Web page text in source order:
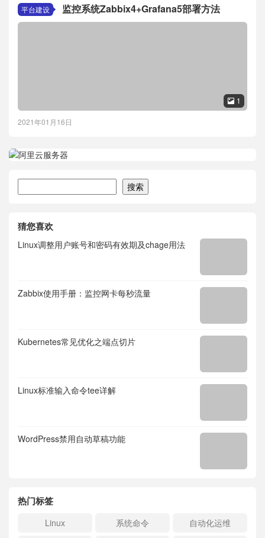
平台建设 监控系统Zabbix4+Grafana5部署方法
 1
2021年01月16日
搜索
猜您喜欢
Linux调整用户账号和密码有效期及chage用法
Zabbix使用手册：监控网卡每秒流量
Kubernetes常见优化之端点切片
Linux标准输入命令tee详解
WordPress禁用自动草稿功能
热门标签
Linux 系统命令 自动化运维